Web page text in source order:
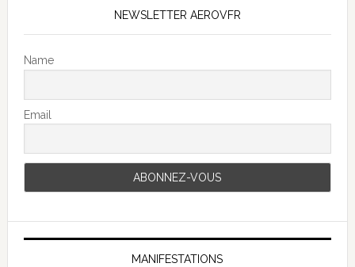
NEWSLETTER AEROVFR
Name
Email
MANIFESTATIONS